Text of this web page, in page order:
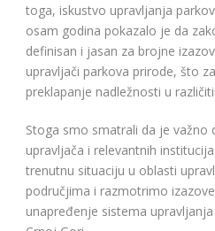
toga, iskustvo upravljanja
osam godina pokazalo je da
definisan i jasan za brojne
upravljači parkova prirode, što
preklapanje nadležnosti u
Stoga smo smatrali da je važno
upravljača i relevantnih
trenutnu situaciju u oblasti
područjima i razmotrimo
unapređenje sistema